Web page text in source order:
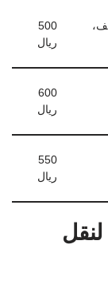
500
ريال
600
ريال
550
ريال